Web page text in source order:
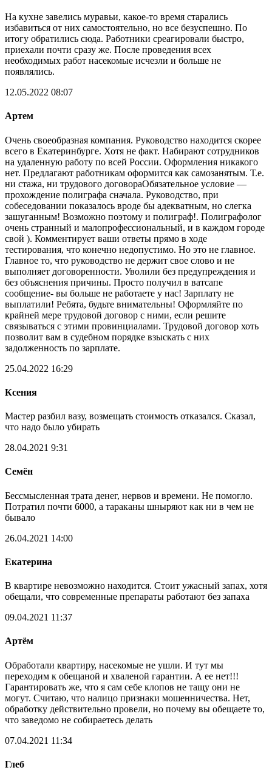
На кухне завелись муравьи, какое-то время старались
избавиться от них самостоятельно, но все безуспешно. По
итогу обратились сюда. Работники среагировали быстро,
приехали почти сразу же. После проведения всех
необходимых работ насекомые исчезли и больше не
появлялись.
12.05.2022 08:07
Артем
Очень своеобразная компания. Руководство находится скорее
всего в Екатеринбурге. Хотя не факт. Набирают сотрудников
на удаленную работу по всей России. Оформления никакого
нет. Предлагают работникам оформится как самозанятым. Т.е.
ни стажа, ни трудового договораОбязательное условие —
прохождение полиграфа сначала. Руководство, при
собеседовании показалось вроде бы адекватным, но слегка
зашуганным! Возможно поэтому и полиграф!. Полиграфолог
очень странный и малопрофессиональный, и в каждом городе
свой ). Комментирует ваши ответы прямо в ходе
тестирования, что конечно недопустимо. Но это не главное.
Главное то, что руководство не держит свое слово и не
выполняет договоренности. Уволили без предупреждения и
без объяснения причины. Просто получил в ватсапе
сообщение- вы больше не работаете у нас! Зарплату не
выплатили! Ребята, будьте внимательны! Оформляйте по
крайней мере трудовой договор с ними, если решите
связываться с этими провинциалами. Трудовой договор хоть
позволит вам в судебном порядке взыскать с них
задолженность по зарплате.
25.04.2022 16:29
Ксения
Мастер разбил вазу, возмещать стоимость отказался. Сказал,
что надо было убирать
28.04.2021 9:31
Семён
Бессмысленная трата денег, нервов и времени. Не помогло.
Потратил почти 6000, а тараканы шныряют как ни в чем не
бывало
26.04.2021 14:00
Екатерина
В квартире невозможно находится. Стоит ужасный запах, хотя
обещали, что современные препараты работают без запаха
09.04.2021 11:37
Артём
Обработали квартиру, насекомые не ушли. И тут мы
переходим к обещаной и хваленой гарантии. А ее нет!!!
Гарантировать же, что я сам себе клопов не тащу они не
могут. Считаю, что налицо признаки мошенничества. Нет,
обработку действительно провели, но почему вы обещаете то,
что заведомо не собираетесь делать
07.04.2021 11:34
Глеб